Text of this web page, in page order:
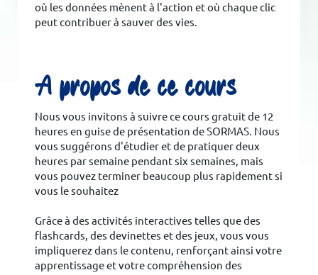
où les données mènent à l'action et où chaque clic
peut contribuer à sauver des vies.
A propos de ce cours
Nous vous invitons à suivre ce cours gratuit de 12
heures en guise de présentation de SORMAS. Nous
vous suggérons d'étudier et de pratiquer deux
heures par semaine pendant six semaines, mais
vous pouvez terminer beaucoup plus rapidement si
vous le souhaitez
Grâce à des activités interactives telles que des
flashcards, des devinettes et des jeux, vous vous
impliquerez dans le contenu, renforçant ainsi votre
apprentissage et votre compréhension des